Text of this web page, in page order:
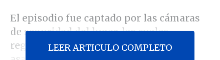
El episodio fue captado por las cámaras
de seguridad del lugar, las cuales
registraron el momento en el que el
LEER ARTICULO COMPLETO